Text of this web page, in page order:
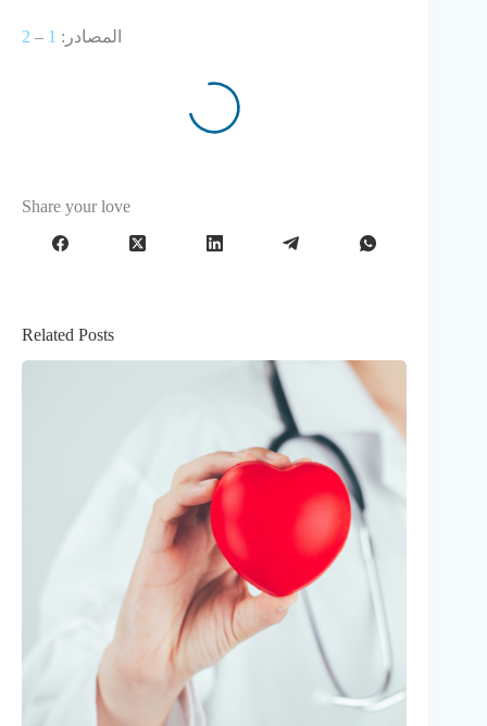
المصادر: 1
–
2
Share your love
Related Posts